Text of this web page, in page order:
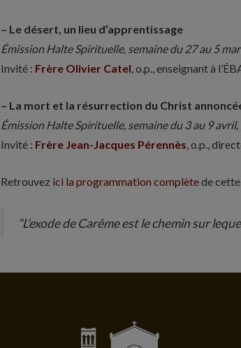
– Le désert, un lieu d’apprentissage
Émission Halte Spirituelle, semaine du 27 au 5
Invité : Frère Olivier Catel,o.p., enseignant à
– La mort et la résurrection du Christ
Émission Halte Spirituelle, semaine du 3 au 9
Invité : Frère Jean-Jacques Pérennès,o.p.,
Retrouvez ici la programmation complètede cette
“L’exode de Carême est le chemin sur